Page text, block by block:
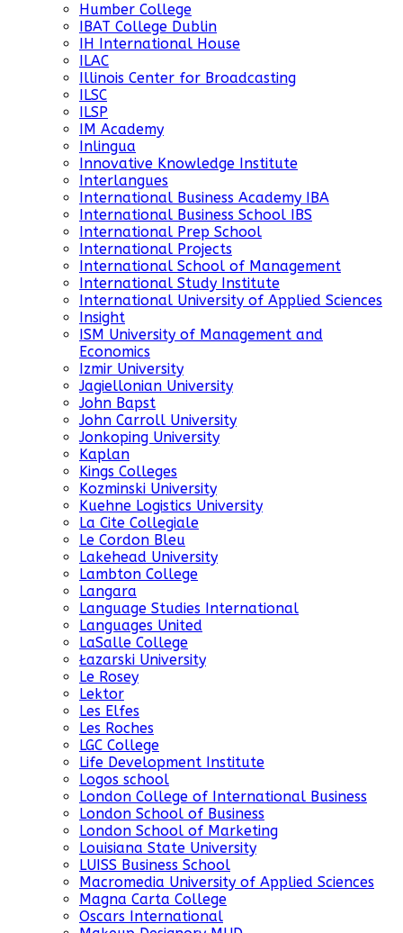
Humber College
IBAT College Dublin
IH International House
ILAC
Illinois Center for Broadcasting
ILSC
ILSP
IM Academy
Inlingua
Innovative Knowledge Institute
Interlangues
International Business Academy IBA
International Business School IBS
International Prep School
International Projects
International School of Management
International Study Institute
International University of Applied Sciences
Insight
ISM University of Management and
Economics
Izmir University
Jagiellonian University
John Bapst
John Carroll University
Jonkoping University
Kaplan
Kings Colleges
Kozminski University
Kuehne Logistics University
La Cite Collegiale
Le Cordon Bleu
Lakehead University
Lambton College
Langara
Language Studies International
Languages United
LaSalle College
Łazarski University
Le Rosey
Lektor
Les Elfes
Les Roches
LGC College
Life Development Institute
Logos school
London College of International Business
London School of Business
London School of Marketing
Louisiana State University
LUISS Business School
Macromedia University of Applied Sciences
Magna Carta College
Oscars International